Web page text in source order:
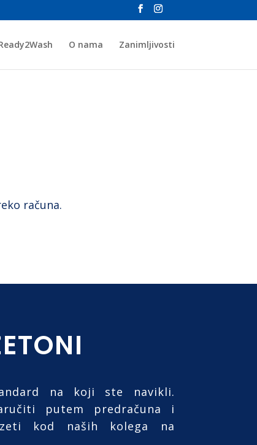
O nama Zanimljivosti
računa.
na koji ste navikli.
putem predračuna i
kod naših kolega na